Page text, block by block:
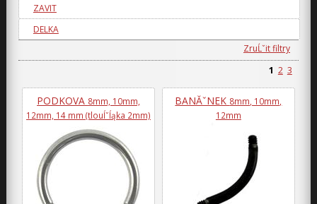
ZAVIT
DELKA
ZruĹˇit filtry
1 2 3
PODKOVA 8mm, 10mm,
12mm, 14 mm (tlouĺˇĺąka 2mm)
BANĂˇNEK 8mm, 10mm,
12mm